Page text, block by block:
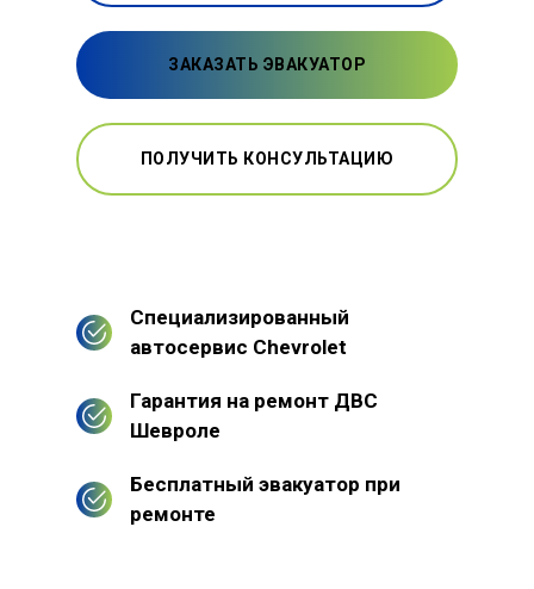
ЗАКАЗАТЬ ЭВАКУАТОР
ПОЛУЧИТЬ КОНСУЛЬТАЦИЮ
Специализированный
автосервис Chevrolet
Гарантия на ремонт ДВС
Шевроле
Бесплатный эвакуатор при
ремонте